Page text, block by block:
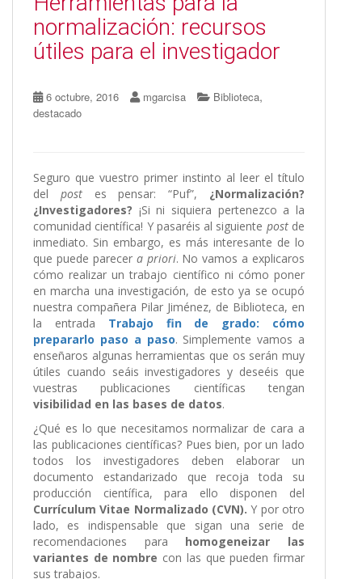
normalización: recursos
útiles para el investigador
6 octubre, 2016 mgarcisa Biblioteca,
destacado
Seguro que vuestro primer instinto al leer el título
del postes pensar: “Puf”, ¿Normalización?
¿Investigadores? ¡Si ni siquiera pertenezco a la
comunidad científica! Y pasaréis al siguiente postde
inmediato. Sin embargo, es más interesante de lo
que puede parecer a priori. No vamos a explicaros
cómo realizar un trabajo científico ni cómo poner
en marcha una investigación, de esto ya se ocupó
nuestra compañera Pilar Jiménez, de Biblioteca, en
la entrada Trabajo fin de grado: cómo
prepararlo paso a paso. Simplemente vamos a
enseñaros algunas herramientas que os serán muy
útiles cuando seáis investigadores y deseéis que
vuestras publicaciones científicas tengan
visibilidad en las bases de datos.
¿Qué es lo que necesitamos normalizar de cara a
las publicaciones científicas? Pues bien, por un lado
todos los investigadores deben elaborar un
documento estandarizado que recoja toda su
producción científica, para ello disponen del
Currículum Vitae Normalizado (CVN).Y por otro
lado, es indispensable que sigan una serie de
recomendaciones para homogeneizar las
variantes de nombre con las que pueden firmar
sus trabajos.